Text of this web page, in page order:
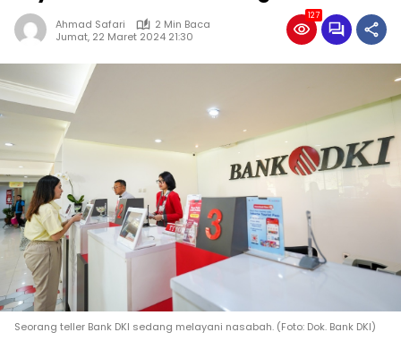
Ahmad Safari
2 Min Baca
Jumat, 22 Maret 2024 21:30
127
Seorang teller Bank DKI sedang melayani nasabah. (Foto: Dok. Bank DKI)